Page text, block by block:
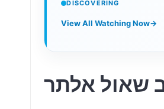
DISCOVERING
View All Watching Now→
שאול אלתר